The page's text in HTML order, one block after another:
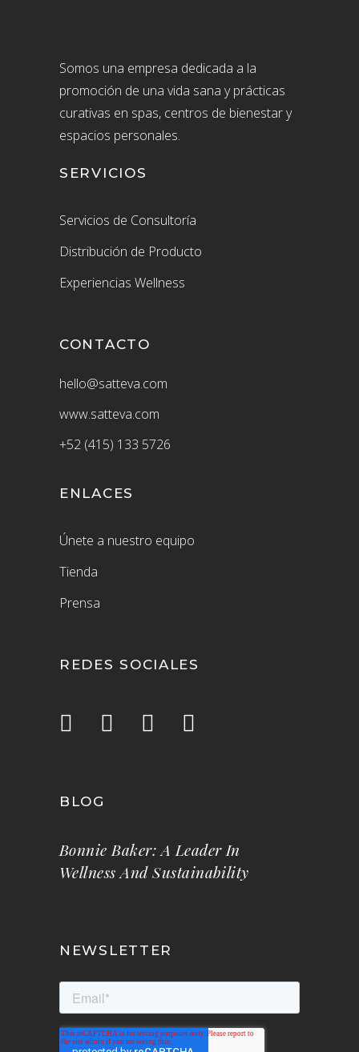
Somos una empresa dedicada a la
promoción de una vida sana y prácticas
curativas en spas, centros de bienestar y
espacios personales.
SERVICIOS
Servicios de Consultoría
Distribución de Producto
Experiencias Wellness
CONTACTO
hello@satteva.com
www.satteva.com
+52 (415) 133 5726
ENLACES
Únete a nuestro equipo
Tienda
Prensa
REDES SOCIALES
BLOG
Bonnie Baker: A Leader In
Wellness And Sustainability
NEWSLETTER